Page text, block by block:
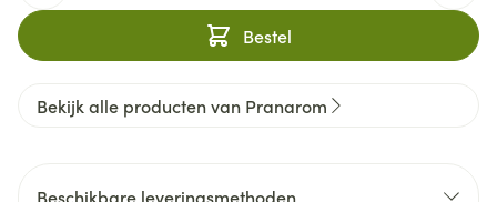
Bestel
Bekijk alle producten van Pranarom
Beschikbare leveringsmethoden